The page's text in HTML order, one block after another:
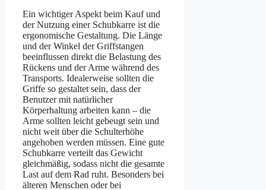
Ein wichtiger Aspekt beim Kauf und
der Nutzung einer Schubkarre ist die
ergonomische Gestaltung. Die Länge
und der Winkel der Griffstangen
beeinflussen direkt die Belastung des
Rückens und der Arme während des
Transports. Idealerweise sollten die
Griffe so gestaltet sein, dass der
Benutzer mit natürlicher
Körperhaltung arbeiten kann – die
Arme sollten leicht gebeugt sein und
nicht weit über die Schulterhöhe
angehoben werden müssen. Eine gute
Schubkarre verteilt das Gewicht
gleichmäßig, sodass nicht die gesamte
Last auf dem Rad ruht. Besonders bei
älteren Menschen oder bei